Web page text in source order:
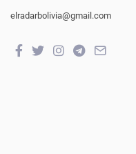
elradarbolivia@gmail.com